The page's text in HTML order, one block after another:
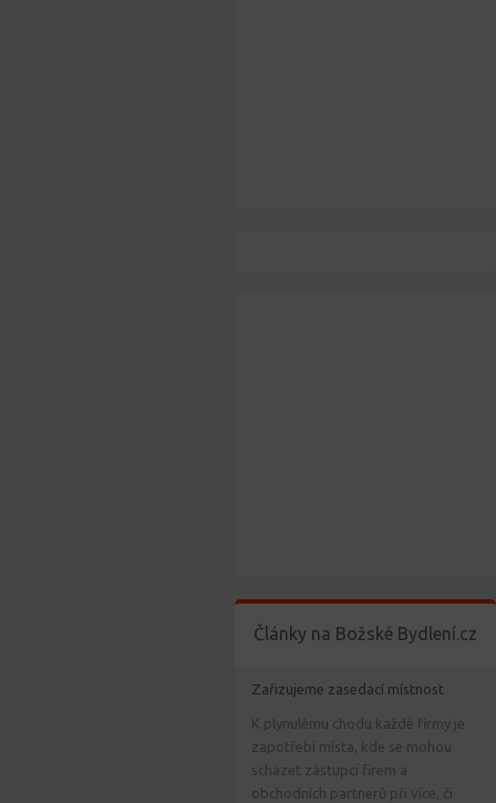
Články na Božské Bydlení.cz
Zařizujeme zasedací místnost
K plynulému chodu každé firmy je
zapotřebí místa, kde se mohou
scházet zástupci firem a
obchodních partnerů při více, či